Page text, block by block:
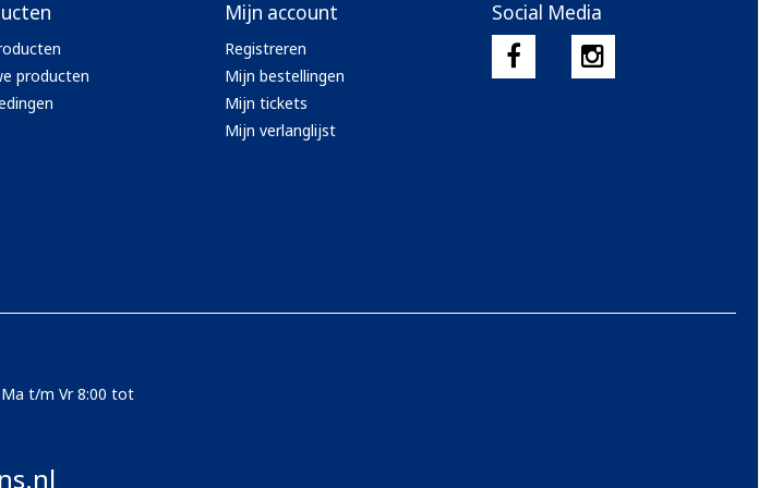
producten
Mijn account
Registreren
Mijn bestellingen
Mijn tickets
Mijn verlanglijst
Social Media
t/m Vr 8:00 tot